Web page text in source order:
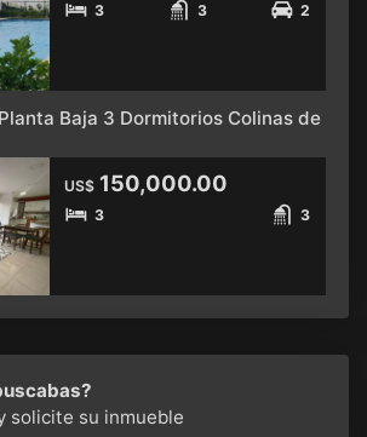
3 3 2
Baja 3 Dormitorios Colinas de
US$ 150,000.00
3 3
solicite su inmueble